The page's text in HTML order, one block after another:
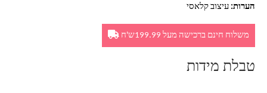
הערות: עיצוב קלאסי
משלוח חינם ברכישה מעל 199.99ש'ח
טבלת מידות